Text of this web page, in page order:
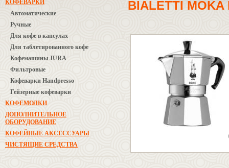
КОФЕВАРКИ
Автоматические
Ручные
Для кофе в капсулах
Для таблетированного кофе
Кофемашины JURA
Фильтровые
Кофеварки Handpresso
Гейзерные кофеварки
КОФЕМОЛКИ
ДОПОЛНИТЕЛЬНОЕ
ОБОРУДОВАНИЕ
КОФЕЙНЫЕ АКСЕССУАРЫ
ЧИСТЯЩИЕ СРЕДСТВА
BIALETTI